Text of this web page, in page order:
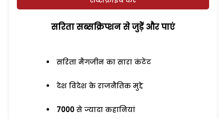
सरिता सब्सक्रिप्शन से जुड़ेें और पाएं
सरिता मैगजीन का सारा कंटेंट
देश विदेश के राजनैतिक मुद्दे
7000 से ज्यादा कहानियां